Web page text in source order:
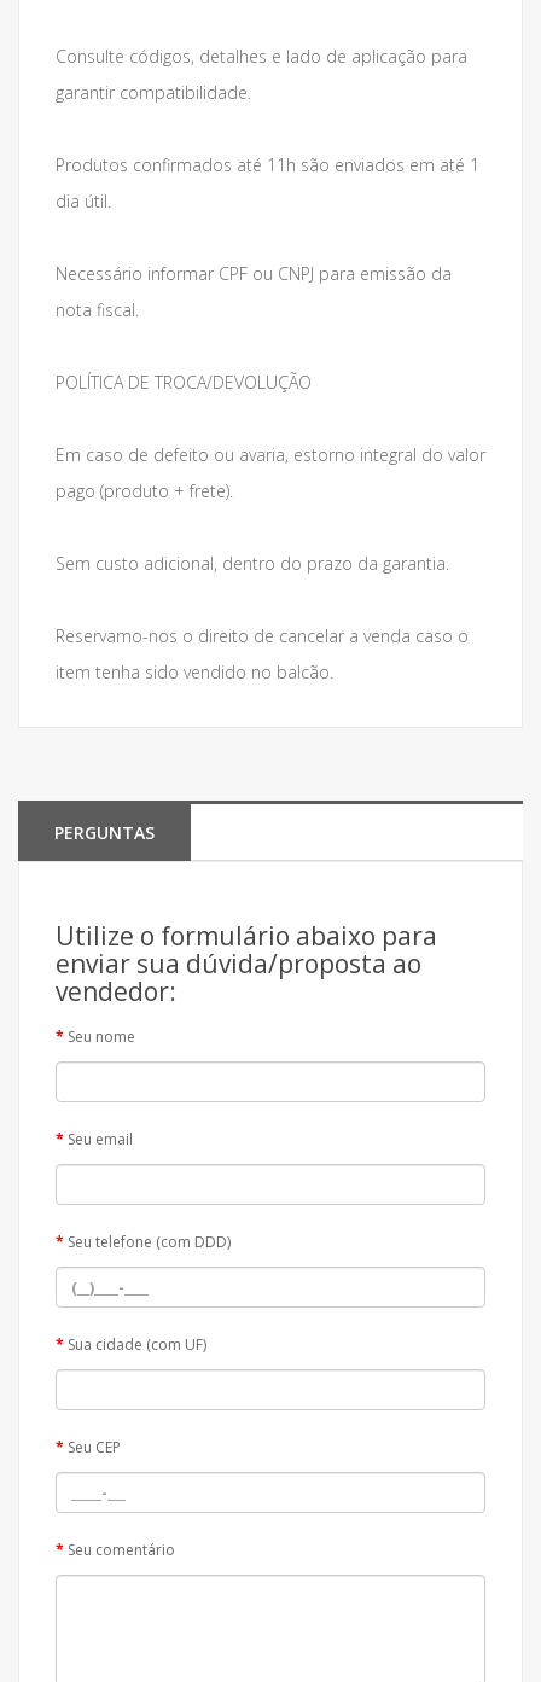
Consulte códigos, detalhes e lado de aplicação para
garantir compatibilidade.
Produtos confirmados até 11h são enviados em até 1
dia útil.
Necessário informar CPF ou CNPJ para emissão da
nota fiscal.
POLÍTICA DE TROCA/DEVOLUÇÃO
Em caso de defeito ou avaria, estorno integral do valor
pago (produto + frete).
Sem custo adicional, dentro do prazo da garantia.
Reservamo-nos o direito de cancelar a venda caso o
item tenha sido vendido no balcão.
PERGUNTAS
Utilize o formulário abaixo para
enviar sua dúvida/proposta ao
vendedor:
Seu nome
Seu email
Seu telefone (com DDD)
Sua cidade (com UF)
Seu CEP
Seu comentário